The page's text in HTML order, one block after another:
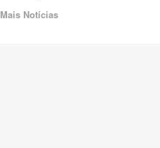
Mais Notícias